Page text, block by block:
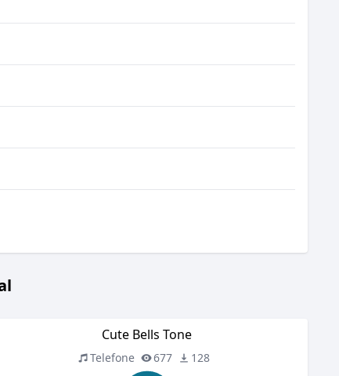
Cute Bells Tone
Telefone 677 128